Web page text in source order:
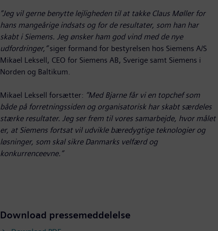
”Jeg vil gerne benytte lejligheden til at takke Claus Møller for
hans mangeårige indsats og for de resultater, som han har
skabt i Siemens. Jeg ønsker ham god vind med de nye
udfordringer,”siger formand for bestyrelsen hos Siemens A/S
Mikael Leksell, CEO for Siemens AB, Sverige samt Siemens i
Norden og Baltikum.
Mikael Leksell forsætter: ”Med Bjarne får vi en topchef som
både på forretningssiden og organisatorisk har skabt særdeles
stærke resultater. Jeg ser frem til vores samarbejde, hvor målet
er, at Siemens fortsat vil udvikle bæredygtige teknologier og
løsninger, som skal sikre Danmarks velfærd og
konkurrenceevne.”
Download pressemeddelelse